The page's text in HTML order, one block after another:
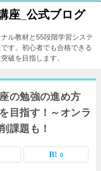
座_公式ブログ
ル教材と55段階学習システ
す。初心者でも合格できる
破を目指します。
の勉強の進め方
目指す！～オンラ
課題も！
0